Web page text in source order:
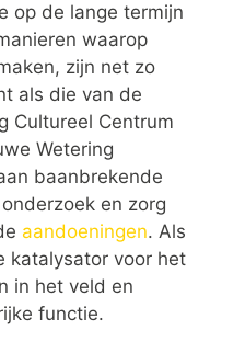
op de lange termijn
waarop
zijn net zo
als die van de
Cultureel Centrum
Wetering
baanbrekende
en zorg
aandoeningen. Als
katalysator voor het
in het veld en
functie.